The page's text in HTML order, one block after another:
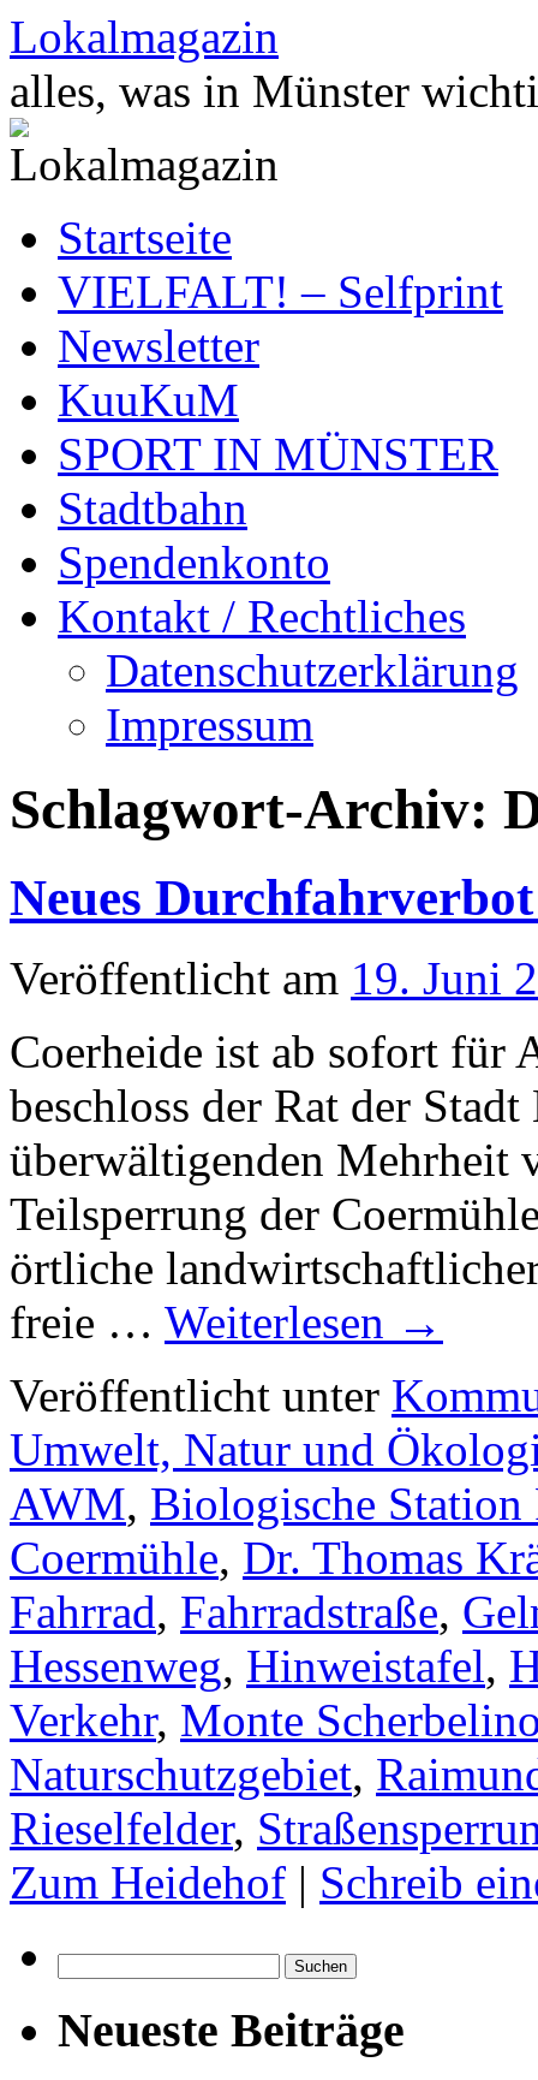
Zum
Inhalt
springen
Lokalmagazin
alles, was in Münster
Startseite
VIELFALT! – Selfprint
Newsletter
KuuKuM
SPORT IN MÜNSTER
Stadtbahn
Spendenkonto
Kontakt / Rechtliches
Datenschutzerklärung
Impressum
Schlagwort-Archiv:
Neues
Veröffentlicht am 19. Juni
Coerheide ist ab sofort für
beschloss der Rat der
überwältigenden Mehrheit
Teilsperrung der
örtliche
freie … Weiterlesen →
Veröffentlicht unter
Umwelt, Natur und
AWM, Biologische Station
Coermühle, Dr. Thomas
Fahrrad, Fahrradstraße,
Hessenweg, Hinweistafel,
Verkehr, Monte
Naturschutzgebiet,
Rieselfelder,
Zum Heidehof | Schreib
nach:
Neueste Beiträge